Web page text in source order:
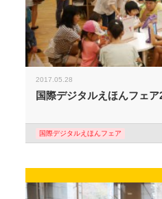
2017.05.28
国際デジタルえほんフェ
国際デジタルえほんフェア